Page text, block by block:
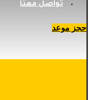
تواصل معنا
حجز موعد